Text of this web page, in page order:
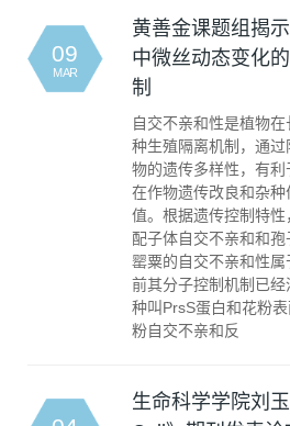
09
MAR
黄善金课题组揭
中微丝动态变化
制
自交不亲和性是植物
种生殖隔离机制，通
物的遗传多样性，有利
在作物遗传改良和杂
值。根据遗传控制特
配子体自交不亲和和孢
罂粟的自交不亲和性
前其分子控制机制已
种叫PrsS蛋白和花粉
粉自交不亲和反
生命科学学院刘